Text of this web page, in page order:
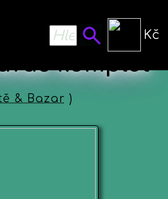
Kč
komplet
& Bazar )